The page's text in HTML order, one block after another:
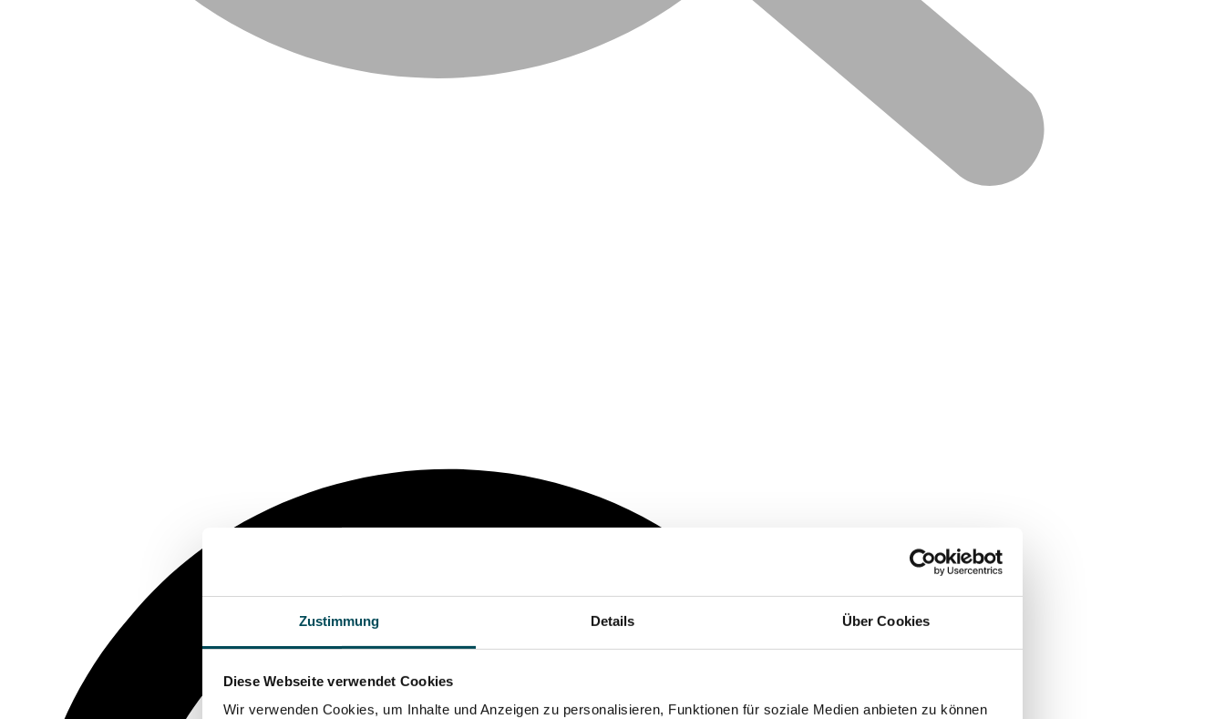
Zustimmung Details Über Cookies
Diese Webseite verwendet Cookies
Wir verwenden Cookies, um Inhalte und Anzeigen zu personalisieren, Funktionen für soziale Medien anbieten zu können